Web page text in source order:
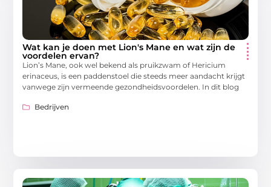
Wat kan je doen met Lion's Mane en wat zijn de
voordelen ervan?
Lion’s Mane, ook wel bekend als pruikzwam of Hericium
erinaceus, is een paddenstoel die steeds meer aandacht krijgt
vanwege zijn vermeende gezondheidsvoordelen. In dit blog
Bedrijven